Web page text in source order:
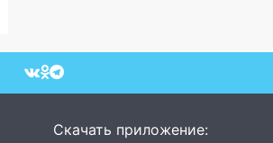
Скачать приложение: